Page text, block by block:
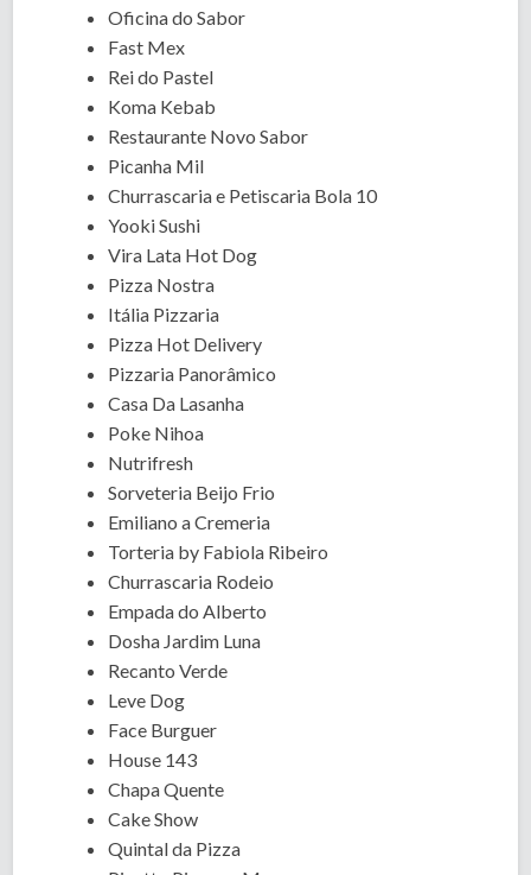
Oficina do Sabor
Fast Mex
Rei do Pastel
Koma Kebab
Restaurante Novo Sabor
Picanha Mil
Churrascaria e Petiscaria Bola 10
Yooki Sushi
Vira Lata Hot Dog
Pizza Nostra
Itália Pizzaria
Pizza Hot Delivery
Pizzaria Panorâmico
Casa Da Lasanha
Poke Nihoa
Nutrifresh
Sorveteria Beijo Frio
Emiliano a Cremeria
Torteria by Fabiola Ribeiro
Churrascaria Rodeio
Empada do Alberto
Dosha Jardim Luna
Recanto Verde
Leve Dog
Face Burguer
House 143
Chapa Quente
Cake Show
Quintal da Pizza